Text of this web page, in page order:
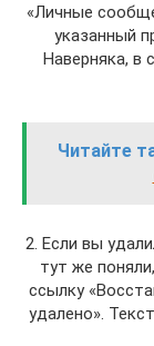
«Личные
указанный
Наверняка, в
Читайте
2. Если вы
тут же
ссылку
удалено».